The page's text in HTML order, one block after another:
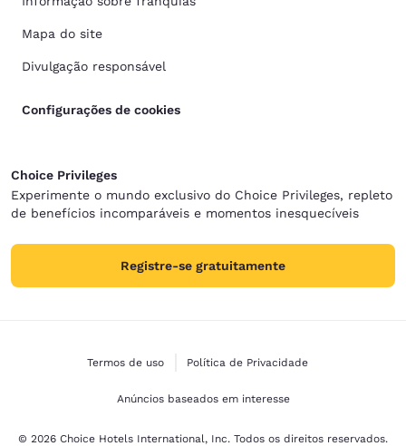
Mapa do site
Divulgação responsável
Configurações de cookies
Choice Privileges
Experimente o mundo exclusivo do Choice Privileges, repleto
de benefícios incomparáveis e momentos inesquecíveis
Registre-se gratuitamente
Termos de uso Política de Privacidade
Anúncios baseados em interesse
© 2026 Choice Hotels International, Inc. Todos os direitos reservados.